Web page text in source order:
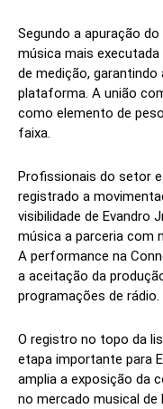
Segundo a apuração do
música mais
de medição, garantindo
plataforma. A união
como elemento de
faixa.
Profissionais do setor
registrado a
visibilidade de Evandro
música a parceria com
A performance na
a aceitação da
programações de rádio.
O registro no topo da
etapa importante para
amplia a exposição da
no mercado musical de